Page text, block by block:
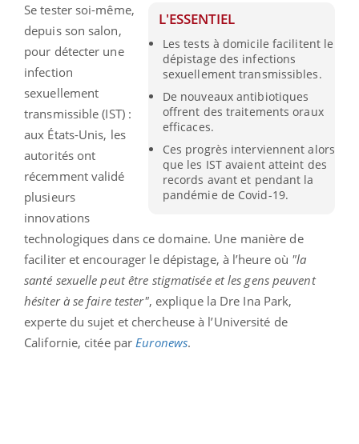
L'ESSENTIEL
Les tests à domicile facilitent le
dépistage des infections
sexuellement transmissibles.
De nouveaux antibiotiques
offrent des traitements oraux
efficaces.
Ces progrès interviennent alors
que les IST avaient atteint des
records avant et pendant la
pandémie de Covid-19.
Se tester soi-même,
depuis son salon,
pour détecter une
infection
sexuellement
transmissible (IST) :
aux États-Unis, les
autorités ont
récemment validé
plusieurs
innovations
technologiques dans ce domaine. Une manière de
faciliter et encourager le dépistage, à l’heure où "la
santé sexuelle peut être stigmatisée et les gens peuvent
hésiter à se faire tester", explique la Dre Ina Park,
experte du sujet et chercheuse à l’Université de
Californie, citée par Euronews.